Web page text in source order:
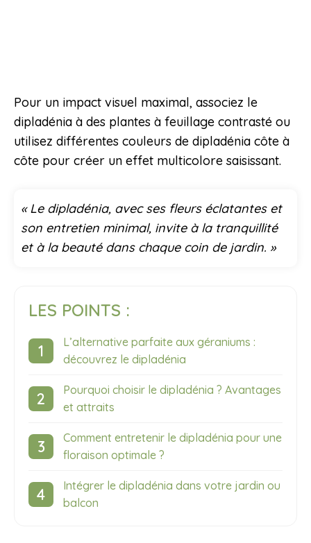
Pour un impact visuel maximal, associez le
dipladénia à des plantes à feuillage contrasté ou
utilisez différentes couleurs de dipladénia côte à
côte pour créer un effet multicolore saisissant.
« Le dipladénia, avec ses fleurs éclatantes et
son entretien minimal, invite à la tranquillité
et à la beauté dans chaque coin de jardin. »
LES POINTS :
L’alternative parfaite aux géraniums :
découvrez le dipladénia
Pourquoi choisir le dipladénia ? Avantages
et attraits
Comment entretenir le dipladénia pour une
floraison optimale ?
Intégrer le dipladénia dans votre jardin ou
balcon